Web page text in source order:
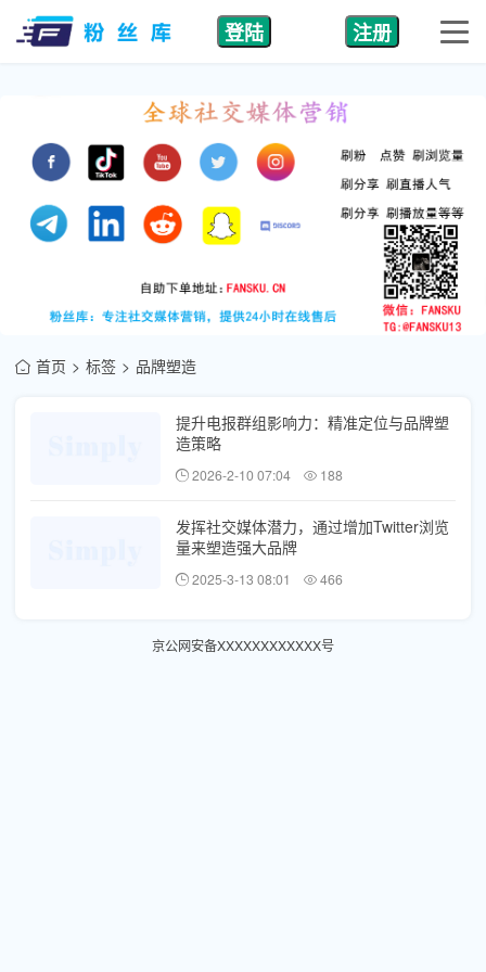
登陆 注册
首页 标签 品牌塑造
提升电报群组影响力：精准定位与品牌塑
造策略
2026-2-10 07:04 188
发挥社交媒体潜力，通过增加Twitter浏览
量来塑造强大品牌
2025-3-13 08:01 466
京公网安备XXXXXXXXXXXX号